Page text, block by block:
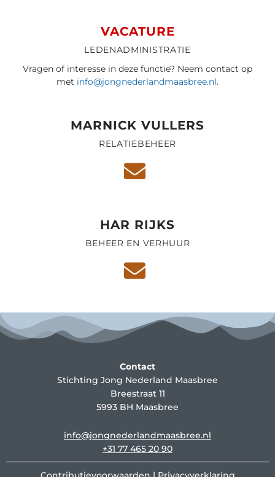
VACATURE
LEDENADMINISTRATIE
Vragen of interesse in deze functie? Neem contact op
met info@jongnederlandmaasbree.nl.
MARNICK VULLERS
RELATIEBEHEER
HAR RIJKS
BEHEER EN VERHUUR
Contact
Stichting Jong Nederland Maasbree
Breestraat 11
5993 BH Maasbree
info@jongnederlandmaasbree.nl
+31 77 465 20 90